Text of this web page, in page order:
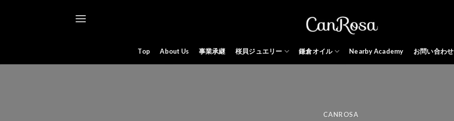
Top About Us 事業承継 桜貝ジュエリー 鎌倉オイル Nearby Academy お問い合わせ
CANROSA